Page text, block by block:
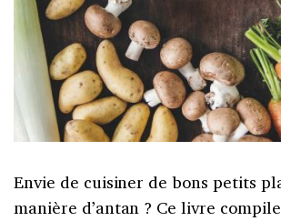
Envie de cuisiner de bons petits
manière d’antan ? Ce livre compile